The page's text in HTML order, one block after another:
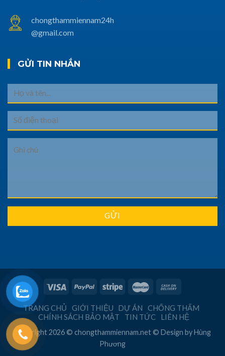
chongthammiennam24h
@gmail.com
GỬI TIN NHẮN
TRANG CHỦ GIỚI THIỆU DỰ ÁN
CHỐNG THẤM
CHÍNH SÁCH BẢO MẬT
TIN TỨC LIÊN HỆ
Copyright 2026 © chongthammiennam.net © Design byHùng
Phương